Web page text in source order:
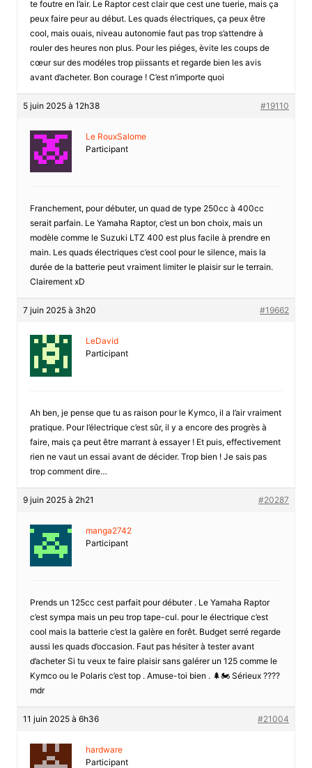
te foutre en l’air. Le Raptor cest clair que cest une tuerie, mais ça
peux faire peur au début. Les quads électriques, ça peux être
cool, mais ouais, niveau autonomie faut pas trop s’attendre à
rouler des heures non plus. Pour les piéges, èvite les coups de
cœur sur des modéles trop piissants et regarde bien les avis
avant d’acheter. Bon courage ! C’est n’importe quoi
5 juin 2025 à 12h38 #19110
Le RouxSalome
Participant
Franchement, pour débuter, un quad de type 250cc à 400cc
serait parfain. Le Yamaha Raptor, c’est un bon choix, mais un
modèle comme le Suzuki LTZ 400 est plus facile à prendre en
main. Les quads électriques c’est cool pour le silence, mais la
durée de la batterie peut vraiment limiter le plaisir sur le terrain.
Clairement xD
7 juin 2025 à 3h20 #19662
LeDavid
Participant
Ah ben, je pense que tu as raison pour le Kymco, il a l’air vraiment
pratique. Pour l’électrique c’est sûr, il y a encore des progrès à
faire, mais ça peut être marrant à essayer ! Et puis, effectivement
rien ne vaut un essai avant de décider. Trop bien ! Je sais pas
trop comment dire…
9 juin 2025 à 2h21 #20287
manga2742
Participant
Prends un 125cc cest parfait pour débuter . Le Yamaha Raptor
c’est sympa mais un peu trop tape-cul. pour le électrique c’est
cool mais la batterie c’est la galère en forêt. Budget serré regarde
aussi les quads d’occasion. Faut pas hésiter à tester avant
d’acheter Si tu veux te faire plaisir sans galérer un 125 comme le
Kymco ou le Polaris c’est top . Amuse-toi bien . 🌲🏍️ Sérieux ????
mdr
11 juin 2025 à 6h36 #21004
hardware
Participant